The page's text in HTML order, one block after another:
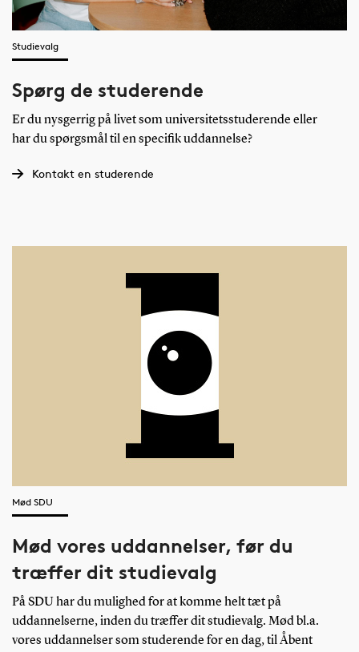
Studievalg
Spørg de studerende
Er du nysgerrig på livet som universitetsstuderende eller
har du spørgsmål til en specifik uddannelse?
Kontakt en studerende
Mød SDU
Mød vores uddannelser, før du
træffer dit studievalg
På SDU har du mulighed for at komme helt tæt på
uddannelserne, inden du træffer dit studievalg. Mød bl.a.
vores uddannelser som studerende for en dag, til Åbent